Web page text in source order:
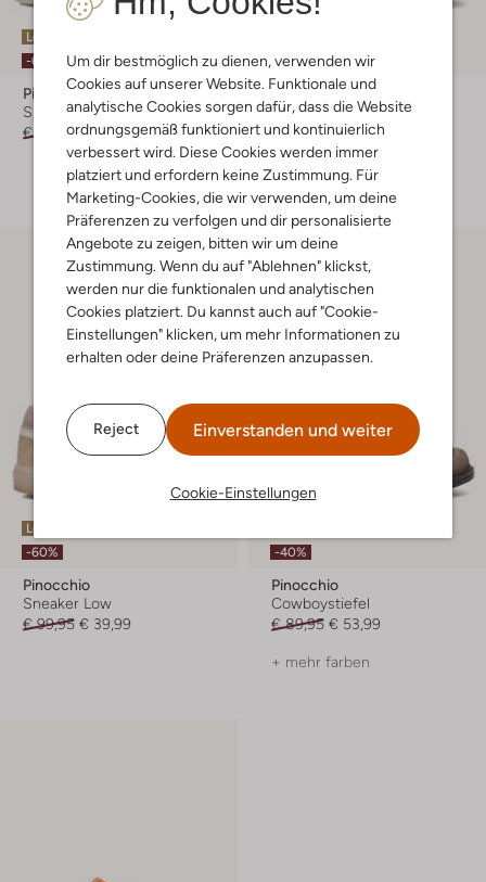
Um dir bestmöglich zu dienen, verwenden wir
Cookies auf unserer Website. Funktionale und
analytische Cookies sorgen dafür, dass die Website
ordnungsgemäß funktioniert und kontinuierlich
verbessert wird. Diese Cookies werden immer
platziert und erfordern keine Zustimmung. Für
Marketing-Cookies, die wir verwenden, um deine
Präferenzen zu verfolgen und dir personalisierte
Angebote zu zeigen, bitten wir um deine
Zustimmung. Wenn du auf "Ablehnen" klickst,
werden nur die funktionalen und analytischen
Cookies platziert. Du kannst auch auf "Cookie-
Einstellungen" klicken, um mehr Informationen zu
erhalten oder deine Präferenzen anzupassen.
Reject Einverstanden und weiter
Cookie-Einstellungen
Letzte Größen
-60%
Pinocchio
Sneaker Low
€ 99,99 € 39,99
-60%
Pinocchio
Sneaker
€ 54,95 € 21,99
+ mehr farben
Letzte Größen
-60%
Pinocchio
Sneaker Low
€ 99,95 € 39,99
-40%
Pinocchio
Cowboystiefel
€ 89,95 € 53,99
+ mehr farben